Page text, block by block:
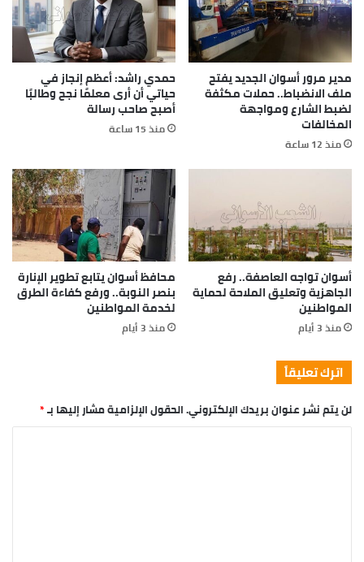
They never said winning was easy. Some people can’t
handle success, I can. You see the hedges, how I got it
shaped up? It’s important to shape up your hedges, it’s
like getting a haircut, stay fresh. I told you all this
before, when you have a swimming pool, do not use
chlorine, use salt water, the healing, salt water is the
healing. Look at the sunset, life is amazing, life is
beautiful, life is what you make it. Egg whites, turkey
sausage, wheat toast, water. Of course they don’t want
us to eat our breakfast, so we are going to enjoy our
breakfast.
Major key, don’t fall for the trap, stay focused. It’s the
ones closest to you that want to see you fail. Another
one. It’s important to use cocoa butter. It’s the key to
more success, why not live smooth? Why live rough? The
key to success is to keep your head above the water,
never give up. Watch your back, but more importantly
when you get out the shower, dry your back, it’s a cold
world out there.